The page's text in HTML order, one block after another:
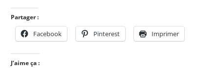
Partager :
Facebook Pinterest Imprimer
J’aime ça :